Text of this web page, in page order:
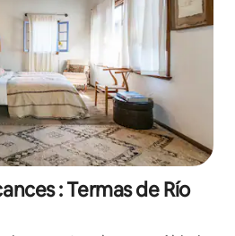
: Termas de Río